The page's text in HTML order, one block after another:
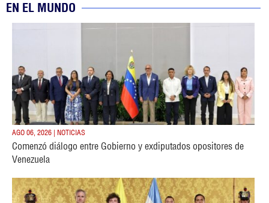
EN EL MUNDO
AGO 06, 2026 | NOTICIAS
Comenzó diálogo entre Gobierno y exdiputados opositores de
Venezuela